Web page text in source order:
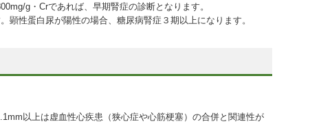
g・Crであれば、早期腎症の診断となります。
性蛋白尿が陽性の場合、糖尿病腎症３期以上になります。
以上は虚血性心疾患（狭心症や心筋梗塞）の合併と関連性が